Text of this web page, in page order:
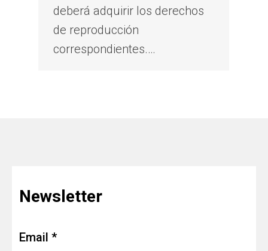
deberá adquirir los derechos
de reproducción
correspondientes.…
Newsletter
Email *